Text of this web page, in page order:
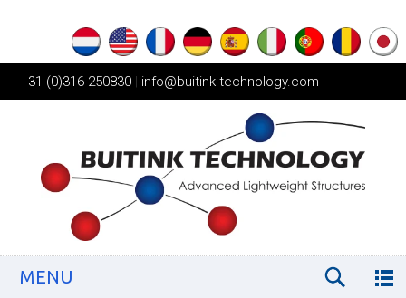
+31 (0)316-250830 | info@buitink-technology.com
MENU